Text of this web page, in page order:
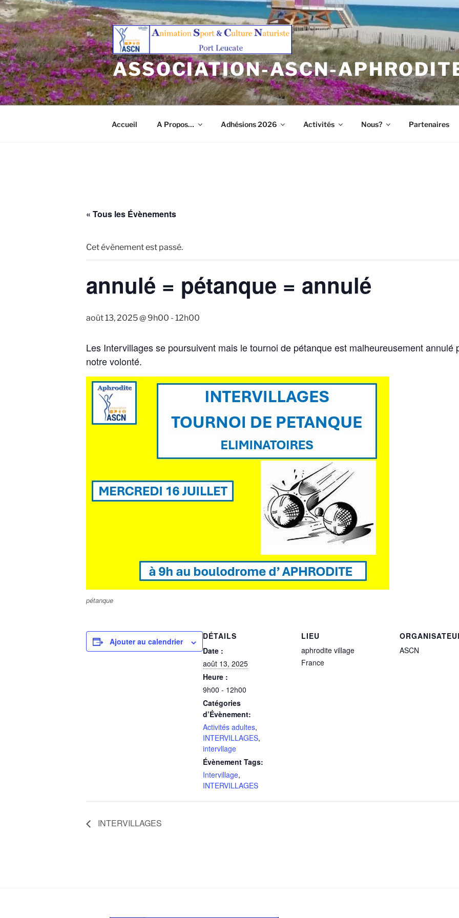
Aller
au
contenu
principal
ASSOCIATION-ASCN-
Accueil A Propos… Adhésions 2026 Activités Nous? Partenaires
« Tous les Évènements
Cet évènement est passé.
annulé = pétanque = annulé
août 13, 2025 @ 9h00 - 12h00
Les Intervillages se poursuivent mais le tournoi de pétanque est malheureusement
notre volonté.
pétanque
Ajouter au calendrier
DÉTAILS
Date :
août 13, 2025
Heure :
9h00 - 12h00
Catégories
d’Évènement:
Activités adultes,
INTERVILLAGES,
intervllage
Évènement Tags:
Intervillage,
INTERVILLAGES
LIEU
aphrodite village
France
ASCN
INTERVILLAGES